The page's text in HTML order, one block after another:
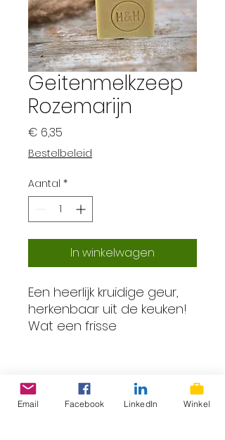
Geitenmelkzeep
Rozemarijn
€ 6,35
Bestelbeleid
Aantal *
In winkelwagen
Een heerlijk kruidige geur,
herkenbaar uit de keuken!
Wat een frisse
INGREDIENTS: Olea Europaea
Fruit Oil, Caprae Lac, Cocos
ProLokaal – Eerlijk, lokaal &
Email Facebook LinkedIn Winkel